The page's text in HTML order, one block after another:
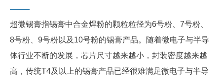
超微锡膏指锡膏中合金焊粉的颗粒粒径为6号粉、7号粉、
8号粉、9号粉以及10号粉的锡膏产品。随着微电子与半导
体行业不断的发展，芯片尺寸越来越小，封装密度越来越
高，传统T4及以上的锡膏产品已经很难满足微电子与半导